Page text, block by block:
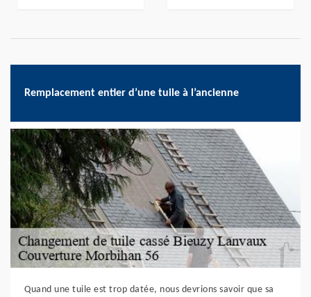
Remplacement entier d’une tuile à l’ancienne
Quand une tuile est trop datée, nous devrions savoir que sa